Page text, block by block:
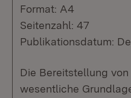
Format: A4
Seitenzahl: 47
Publikationsdatum:
Die Bereitstellung
wesentliche